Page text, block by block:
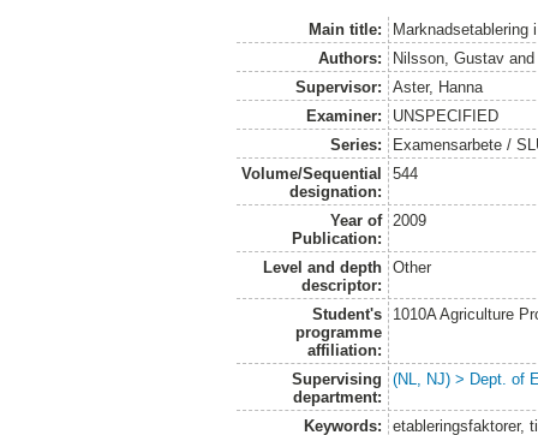
Main title:
Marknadsetablering
Authors:
Nilsson, Gustav
Supervisor:
Aster, Hanna
Examiner:
UNSPECIFIED
Series:
Examensarbete /
Volume/Sequential
designation:
544
Year of
Publication:
2009
Level and depth
descriptor:
Other
Student's
programme
affiliation:
1010A Agriculture
Supervising
department:
(NL, NJ) > Dept. of
Keywords:
etableringsfaktorer,